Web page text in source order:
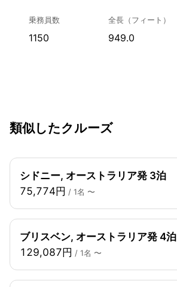
乗務員数
1150
全長（フィート）
949.0
類似したクルーズ
シドニー, オーストラリア発 3泊
75,774円 / 1名 〜
ブリスベン, オーストラリア発 4泊
129,087円 / 1名 〜